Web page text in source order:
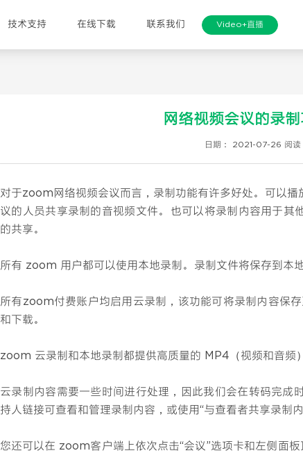
技术支持 在线下载 联系我们 Video+直播
网络视频会议的录
日期： 2021-07-26 阅
对于zoom网络视频会议而言，录制功能有许多好处。 可以
议的人员共享录制的音视频文件。 也可以将录制内容用于其
的共享。
所有 zoom 用户都可以使用本地录制。 录制文件将保存到本地
所有zoom付费账户均启用云录制，该功能可将录制内容保
和下载。
zoom 云录制和本地录制都提供高质量的 MP4（视频和音频
云录制内容需要一些时间进行处理，因此我们会在转码完成
持人链接可查看和管理录制内容，或使用“与查看者共享录制内
您还可以在 zoom客户端上依次点击“会议”选项卡和左侧面